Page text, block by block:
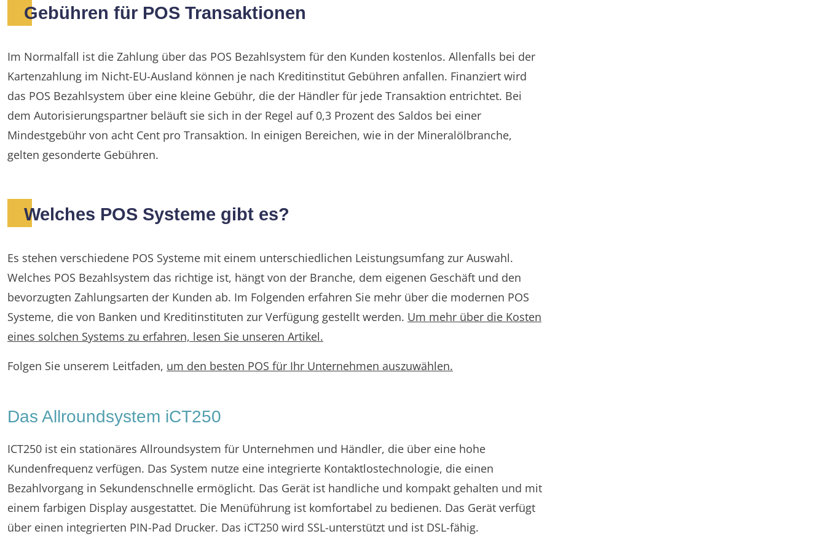
Gebühren für POS Transaktionen
Im Normalfall ist die Zahlung über das POS Bezahlsystem für den Kunden kostenlos. Allenfalls bei der
Kartenzahlung im Nicht-EU-Ausland können je nach Kreditinstitut Gebühren anfallen. Finanziert wird
das POS Bezahlsystem über eine kleine Gebühr, die der Händler für jede Transaktion entrichtet. Bei
dem Autorisierungspartner beläuft sie sich in der Regel auf 0,3 Prozent des Saldos bei einer
Mindestgebühr von acht Cent pro Transaktion. In einigen Bereichen, wie in der Mineralölbranche,
gelten gesonderte Gebühren.
Welches POS Systeme gibt es?
Es stehen verschiedene POS Systeme mit einem unterschiedlichen Leistungsumfang zur Auswahl.
Welches POS Bezahlsystem das richtige ist, hängt von der Branche, dem eigenen Geschäft und den
bevorzugten Zahlungsarten der Kunden ab. Im Folgenden erfahren Sie mehr über die modernen POS
Systeme, die von Banken und Kreditinstituten zur Verfügung gestellt werden. Um mehr über die Kosten
eines solchen Systems zu erfahren, lesen Sie unseren Artikel.
Folgen Sie unserem Leitfaden, um den besten POS für Ihr Unternehmen auszuwählen.
Das Allroundsystem iCT250
ICT250 ist ein stationäres Allroundsystem für Unternehmen und Händler, die über eine hohe
Kundenfrequenz verfügen. Das System nutze eine integrierte Kontaktlostechnologie, die einen
Bezahlvorgang in Sekundenschnelle ermöglicht. Das Gerät ist handliche und kompakt gehalten und mit
einem farbigen Display ausgestattet. Die Menüführung ist komfortabel zu bedienen. Das Gerät verfügt
über einen integrierten PIN-Pad Drucker. Das iCT250 wird SSL-unterstützt und ist DSL-fähig.